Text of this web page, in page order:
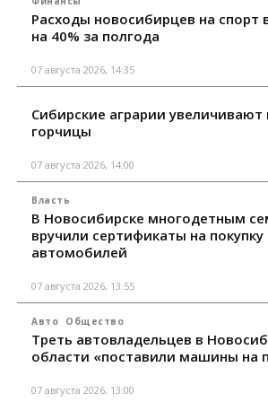
Расходы новосибирцев на спорт
на 40% за полгода
07 августа 2026, 14:35
Сибирские аграрии увеличивают
горчицы
07 августа 2026, 14:00
Власть
В Новосибирске многодетным
вручили сертификаты на покупку
автомобилей
07 августа 2026, 13:55
Авто Общество
Треть автовладельцев в
области «поставили машины на
07 августа 2026, 13:00